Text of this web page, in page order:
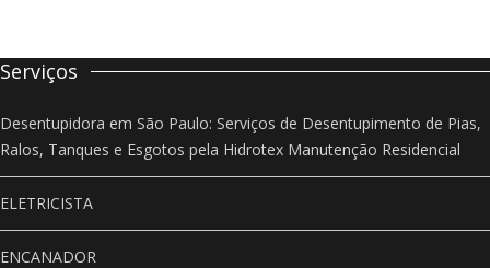
Serviços
Desentupidora em São Paulo: Serviços de Desentupimento de Pias,
Ralos, Tanques e Esgotos pela Hidrotex Manutenção Residencial
ELETRICISTA
ENCANADOR